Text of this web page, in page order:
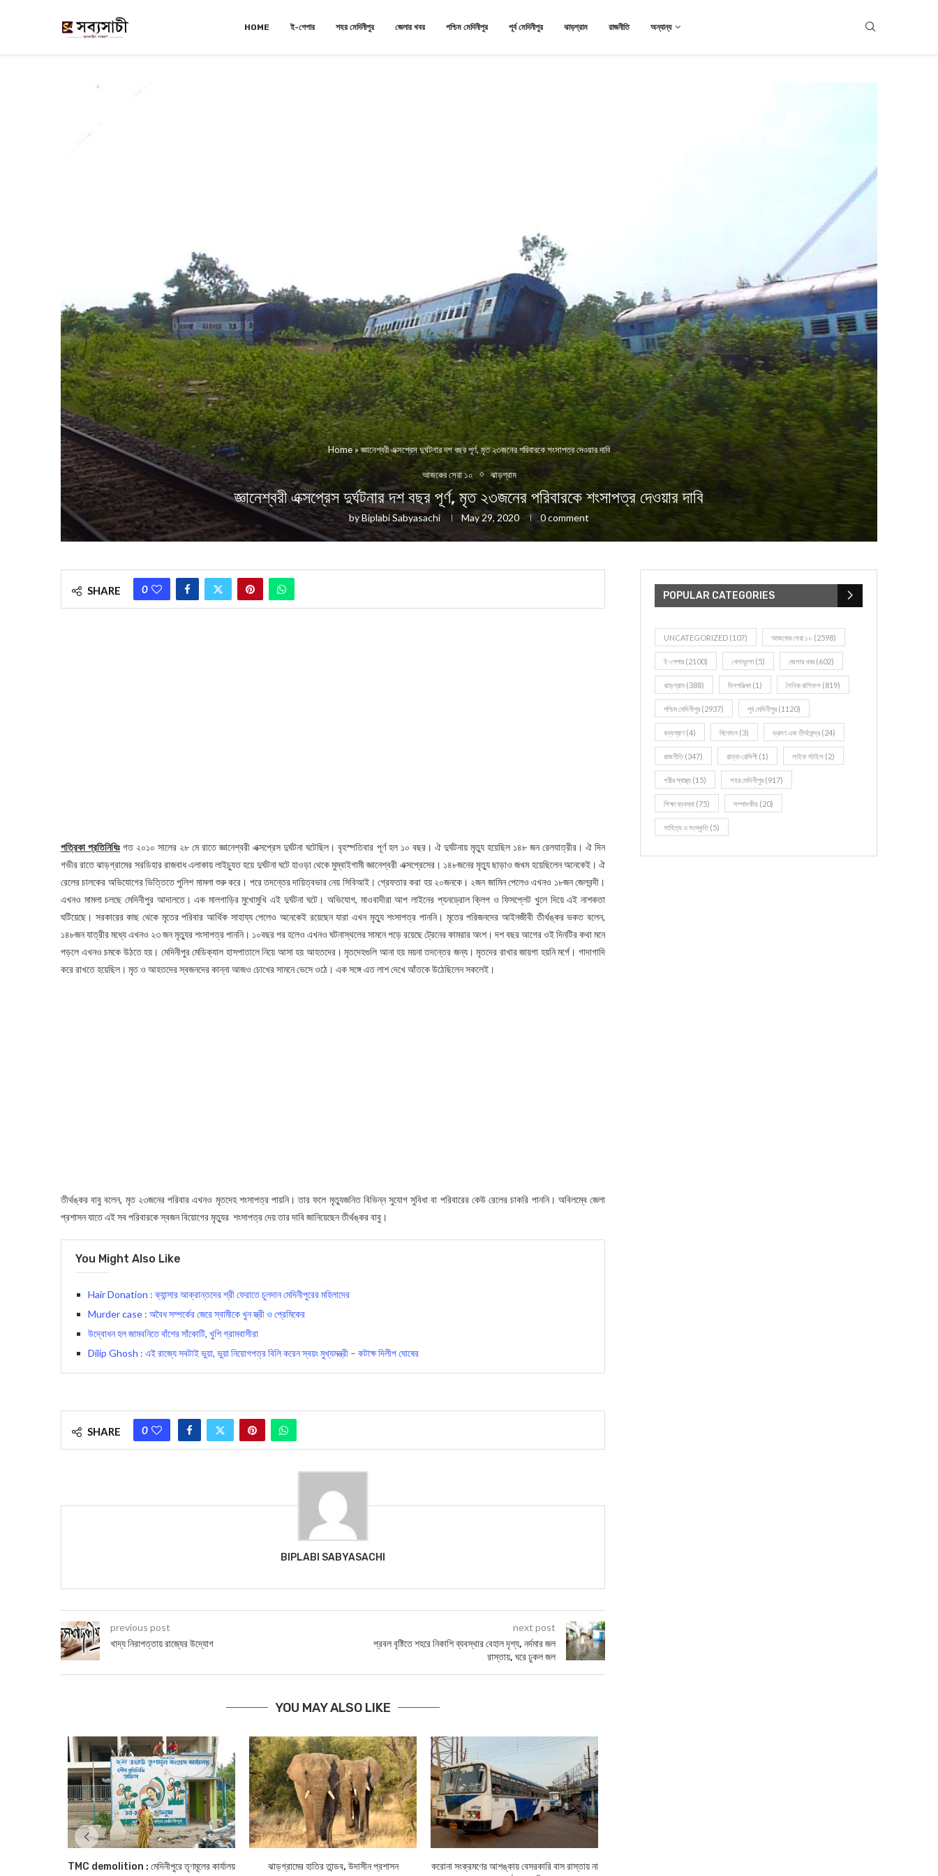
HOME ই-পেপার শহর মেদিনীপুর জেলার খবর পশ্চিম মেদিনীপুর পূর্ব মেদিনীপুর ঝাড়গ্রাম রাজনীতি অন্যান্য
Home»জ্ঞানেশ্বরী এক্সপ্রেস দুর্ঘটনার দশ বছর পূর্ণ, মৃত ২৩জনের পরিবারকে শংসাপত্র দেওয়ার দাবি
আজকের সেরা ১০ ঝাড়গ্রাম
জ্ঞানেশ্বরী এক্সপ্রেস দুর্ঘটনার দশ বছর পূর্ণ, মৃত ২৩জনের পরিবারকে শংসাপত্র দেওয়ার দাবি
byBiplabi Sabyasachi May 29, 2020 0 comment
SHARE 0
পত্রিকা প্রতিনিধিঃ গত ২০১০ সালের ২৮ মে রাতে জ্ঞানেশ্বরী এক্সপ্রেস দুর্ঘটনা ঘটেছিল। বৃহস্পতিবার পূর্ণ হল ১০ বছর। ঐ দুর্ঘটনায় মৃত্যু হয়েছিল ১৪৮ জন রেলযাত্রীর। ঐ দিন
গভীর রাতে ঝাড়গ্রামের সরডিহার রাজবাধ এলাকায় লাইচ্যুত হয়ে দুর্ঘটনা ঘটে হাওড়া থেকে মুম্বাইগামী জ্ঞানেশ্বরী এক্সপ্রেসের। ১৪৮জনের মৃত্যু ছাড়াও জখম হয়েছিলেন অনেকেই। ঐ
রেলের চালকের অভিযোগের ভিত্তিতে পুলিশ মামলা শুরু করে। পরে তদন্তের দায়িত্বভার নেয় সিবিআই। গ্রেফতার করা হয় ২০জনকে। ২জন জামিন পেলেও এখনও ১৮জন জেলবন্দী।
এখনও মামলা চলছে মেদিনীপুর আদালতে। এক মালগাড়ির মুখোমুখি এই দুর্ঘটনা ঘটে। অভিযোগ, মাওবাদীরা আপ লাইনের প্যনড্রোল ক্লিপ ও ফিসপ্লেট খুলে দিয়ে এই নাশকতা
ঘটিয়েছে। সরকারের কাছ থেকে মৃতের পরিবার আর্থিক সাহায্য পেলেও অনেকেই রয়েছেন যারা এখন মৃত্যু শংসাপত্র পাননি। মৃতের পরিজনদের আইনজীবী তীর্থঙ্কর ভকত বলেন,
১৪৮জন যাত্রীর মধ্যে এখনও ২৩ জন মৃত্যুর শংসাপত্র পাননি। ১০বছর পর হলেও এখনও ঘটনাস্থলের সামনে পড়ে রয়েছে ট্রেনের কামরার অংশ। দশ বছর আগের ওই দিনটির কথা মনে
পড়লে এখনও চমকে উঠতে হয়। মেদিনীপুর মেডিক্যাল হাসপাতালে নিয়ে আসা হয় আহতদের। মৃতদেহগুলি আনা হয় ময়না তদন্তের জন্য। মৃতদের রাখার জায়গা হয়নি মর্গে। গাদাগাদি
করে রাখতে হয়েছিল। মৃত ও আহতদের স্বজনদের কান্না আজও চোখের সামনে ভেসে ওঠে। এক সঙ্গে এত লাশ দেখে আঁতকে উঠেছিলেন সকলেই।
তীর্থঙ্কর বাবু বলেন, মৃত ২৩জনের পরিবার এখনও মৃতদেহ শংসাপত্র পায়নি। তার ফলে মৃত্যুজনিত বিভিন্ন সুযোগ সুবিধা বা পরিবারের কেউ রেলের চাকরি পাননি। অবিলম্বে জেলা
প্রশাসন যাতে এই সব পরিবারকে স্বজন বিয়োগের মৃত্যুর শংসাপত্র দেয় তার দাবি জানিয়েছেন তীর্থঙ্কর বাবু।
You Might Also Like
Hair Donation : ক্যান্সার আক্রান্তদের শ্রী ফেরাতে চুলদান মেদিনীপুরের মহিলাদের
Murder case : অবৈধ সম্পর্কের জেরে স্বামীকে খুন স্ত্রী ও প্রেমিকের
উদ্বোধন হল জামবনিতে বাঁশের সাঁকোটি, খুশি গ্রামবাসীরা
Dilip Ghosh : এই রাজ্যে সবটাই ভুয়া, ভুয়া নিয়োগপত্র বিলি করেন স্বয়ং মুখ্যমন্ত্রী – কটাক্ষ দিলীপ ঘোষের
SHARE 0
BIPLABI SABYASACHI
previous post
খাদ্য নিরাপত্তায় রাজ্যের উদ্যোগ
next post
প্রবল বৃষ্টিতে শহরে নিকাশি ব্যবস্থার বেহাল দৃশ্য, নর্দমার জল
রাস্তায়, ঘরে ঢুকল জল
YOU MAY ALSO LIKE
TMC demolition : মেদিনীপুরে তৃণমূলের কার্যালয়
ঝাড়গ্রামের হাতির তান্ডব, উদাসীন প্রশাসন
করোনা সংক্রমণের আশঙ্কায় বেসরকারি বাস রাস্তায় না
POPULAR CATEGORIES
UNCATEGORIZED (107) আজকের সেরা ১০ (2598)
ই-পেপার (2100) খেলাধূলো (5) জেলার খবর (602)
ঝাড়গ্রাম (388) দিনপঞ্জিকা (1) দৈনিক রাশিফল (819)
পশ্চিম মেদিনীপুর (2937) পূর্ব মেদিনীপুর (1120)
বন্যপ্রাণ (4) বিনোদন (3) ভ্রমণ এবং তীর্থকেন্দ্র (24)
রাজনীতি(347) রান্না-রেসিপী (1) লাইফ স্টাইল (2)
শরীর স্বাস্থ্য (15) শহর মেদিনীপুর (917)
শিক্ষা ব্যবস্থা (75) সম্পাদকীয় (20)
সাহিত্য ও সংস্কৃতি(5)